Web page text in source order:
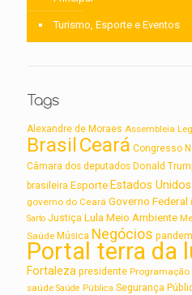
Turismo, Esporte e Eventos
Tags
Alexandre de Moraes Assembleia
BrasilCeará Congresso
Câmara dos deputados Donald
brasileira Esporte Estados Unidos
governo do Ceará Governo Federal
Sarto Justiça Lula Meio Ambiente
Saúde Música Negócios
Portal terra da
Fortaleza presidente Programação
saúde Saúde Pública Segurança